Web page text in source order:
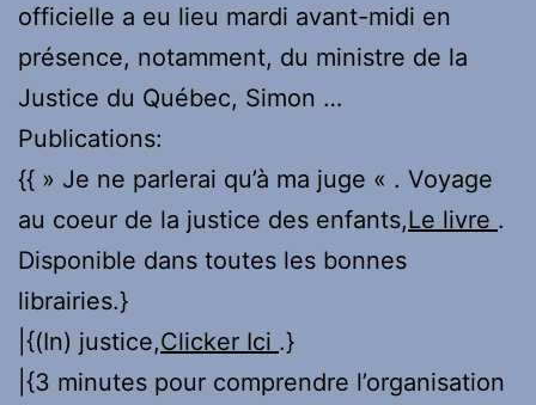
officielle a eu lieu mardi avant-midi en
présence, notamment, du ministre de la
Justice du Québec, Simon …
Publications:
{{ » Je ne parlerai qu’à ma juge « . Voyage
au coeur de la justice des enfants,Le livre .
Disponible dans toutes les bonnes
librairies.}
|{(In) justice,Clicker Ici .}
|{3 minutes pour comprendre l’organisation